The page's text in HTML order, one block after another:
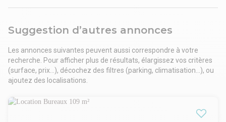
Suggestion d’autres annonces
Les annonces suivantes peuvent aussi correspondre à votre
recherche. Pour afficher plus de résultats, élargissez vos critères
(surface, prix...), décochez des filtres (parking, climatisation...), ou
ajoutez des localisations.